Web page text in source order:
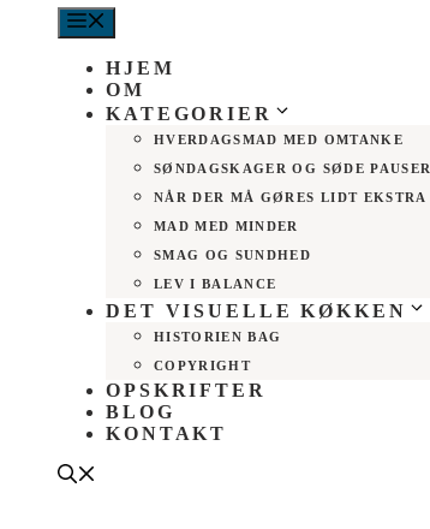
HJEM
OM
KATEGORIER
HVERDAGSMAD MED OMTANKE
SØNDAGSKAGER OG SØDE PAUSER
NÅR DER MÅ GØRES LIDT EKSTRA
MAD MED MINDER
SMAG OG SUNDHED
LEV I BALANCE
DET VISUELLE KØKKEN
HISTORIEN BAG
COPYRIGHT
OPSKRIFTER
BLOG
KONTAKT